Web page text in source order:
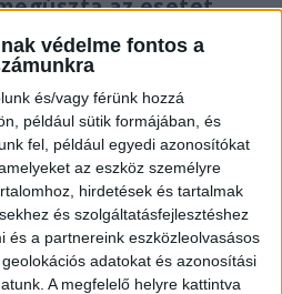
védelme fontos a
és/vagy férünk hozzá
például sütik formájában, és
fel, például egyedi azonosítókat
az eszköz személyre
hirdetések és tartalmak
és szolgáltatásfejlesztéshez
és a partnereink eszközleolvasásos
adatokat és azonosítási
A megfelelő helyre kattintva
az esetet.
a kézifék
úton egy
igyekezett a Hungária
A megengedett
a sofőr elmondása